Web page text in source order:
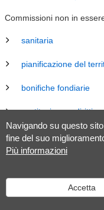
Navigando su questo
fine del suo
Più informazioni
Accetta
Commissioni non in
sanitaria
pianificazione del
bonifiche fondiarie
costituzione e diritti
energia